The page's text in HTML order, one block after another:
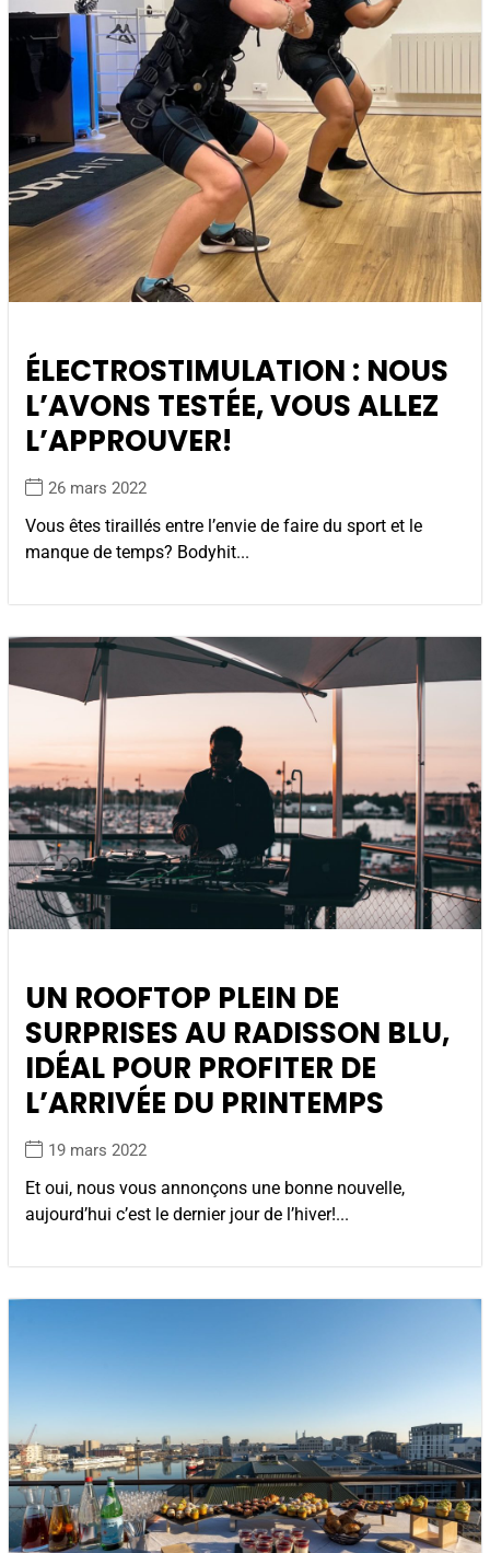
ÉLECTROSTIMULATION : NOUS
L’AVONS TESTÉE, VOUS ALLEZ
L’APPROUVER!
26 mars 2022
Vous êtes tiraillés entre l’envie de faire du sport et le
manque de temps? Bodyhit...
UN ROOFTOP PLEIN DE
SURPRISES AU RADISSON BLU,
IDÉAL POUR PROFITER DE
L’ARRIVÉE DU PRINTEMPS
19 mars 2022
Et oui, nous vous annonçons une bonne nouvelle,
aujourd’hui c’est le dernier jour de l’hiver!...